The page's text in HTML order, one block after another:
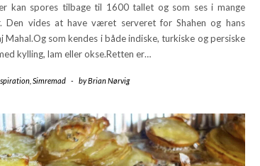
kan spores tilbage til 1600 tallet og som ses i mange
Den vides at have været serveret for Shahen og hans
Mahal.Og som kendes i både indiske, turkiske og persiske
kylling, lam eller okse.Retten er…
Simremad - byBrian Nørvig